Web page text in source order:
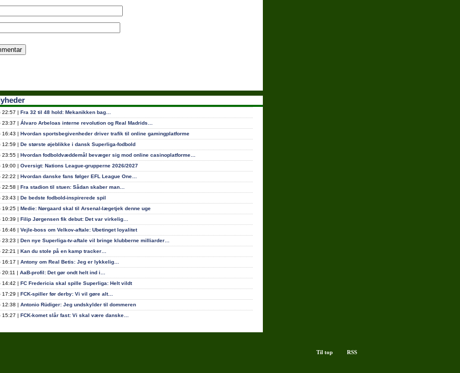
22:57 | Fra 32 til 48 hold: Mekanikken bag…
23:37 | Álvaro Arbeloas interne revolution og Real Madrids…
16:43 | Hvordan sportsbegivenheder driver trafik til online gamingplatforme
12:59 | De største øjeblikke i dansk Superliga-fodbold
23:55 | Hvordan fodboldvæddemål bevæger sig mod online casinoplatforme…
19:00 | Oversigt: Nations League-grupperne 2026/2027
22:22 | Hvordan danske fans følger EFL League One…
22:58 | Fra stadion til stuen: Sådan skaber man…
23:43 | De bedste fodbold-inspirerede spil
19:25 | Medie: Nørgaard skal til Arsenal-lægetjek denne uge
10:39 | Filip Jørgensen fik debut: Det var virkelig…
16:46 | Vejle-boss om Velkov-aftale: Ubetinget loyalitet
23:23 | Den nye Superliga-tv-aftale vil bringe klubberne milliarder…
22:21 | Kan du stole på en kamp tracker…
16:17 | Antony om Real Betis: Jeg er lykkelig…
20:11 | AaB-profil: Det gør ondt helt ind i…
14:42 | FC Fredericia skal spille Superliga: Helt vildt
17:29 | FCK-spiller før derby: Vi vil gøre alt…
12:38 | Antonio Rüdiger: Jeg undskylder til dommeren
15:27 | FCK-komet slår fast: Vi skal være danske…
Til top RSS